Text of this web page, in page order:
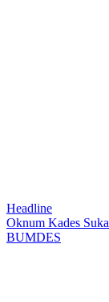
Headline
Oknum Kades
BUMDES